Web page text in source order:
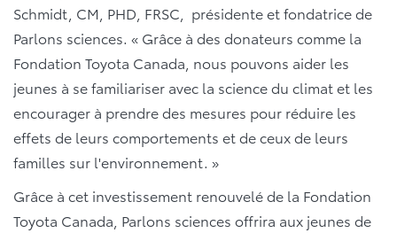
Schmidt, CM, PHD, FRSC, présidente et fondatrice de
Parlons sciences. « Grâce à des donateurs comme la
Fondation Toyota Canada, nous pouvons aider les
jeunes à se familiariser avec la science du climat et les
encourager à prendre des mesures pour réduire les
effets de leurs comportements et de ceux de leurs
familles sur l'environnement. »
Grâce à cet investissement renouvelé de la Fondation
Toyota Canada, Parlons sciences offrira aux jeunes de